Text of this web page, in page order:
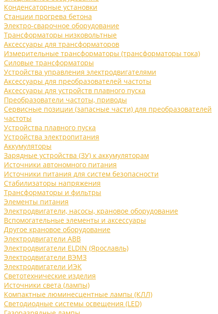
Конденсаторные установки
Станции прогрева бетона
Электро-сварочное оборудование
Трансформаторы низковольтные
Аксессуары для трансформаторов
Измерительные трансформаторы (трансформаторы тока)
Силовые трансформаторы
Устройства управления электродвигателями
Аксессуары для преобразователей частоты
Аксессуары для устройств плавного пуска
Преобразователи частоты, приводы
Сервисные позиции (запасные части) для преобразователей
частоты
Устройства плавного пуска
Устройства электропитания
Аккумуляторы
Зарядные устройства (ЗУ) к аккумуляторам
Источники автономного питания
Источники питания для систем безопасности
Стабилизаторы напряжения
Трансформаторы и фильтры
Элементы питания
Электродвигатели, насосы, крановое оборудование
Вспомогательные элементы и аксессуары
Другое крановое оборудование
Электродвигатели ABB
Электродвигатели ELDIN (Ярославль)
Электродвигатели ВЭМЗ
Электродвигатели ИЭК
Светотехнические изделия
Источники света (лампы)
Компактные люминесцентные лампы (КЛЛ)
Светодиодные системы освещения (LED)